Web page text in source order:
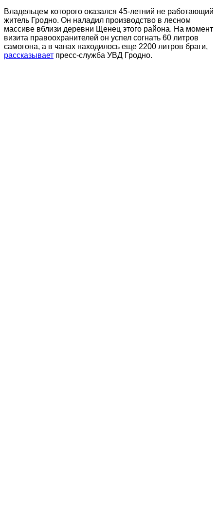
Владельцем которого оказался 45-летний не работающий
житель Гродно. Он наладил производство в лесном
массиве вблизи деревни Щенец этого района. На момент
визита правоохранителей он успел согнать 60 литров
самогона, а в чанах находилось еще 2200 литров браги,
рассказывает пресс-служба УВД Гродно.